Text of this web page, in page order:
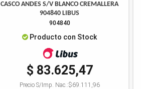
CASCO ANDES S/V BLANCO CREMALLERA
904840 LIBUS
904840
Producto con Stock
$ 83.625,47
Precio S/Imp. Nac.:$69.111,96